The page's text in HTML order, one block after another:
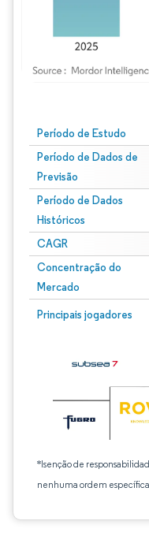
Período de Estudo
Período de Dados de
Previsão
Período de Dados
Históricos
CAGR
Concentração do
Mercado
Principais jogadores
*Isenção de
nenhuma ordem específica